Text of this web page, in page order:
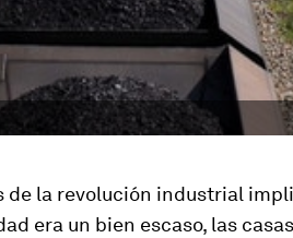
de la revolución industrial
era un bien escaso, las